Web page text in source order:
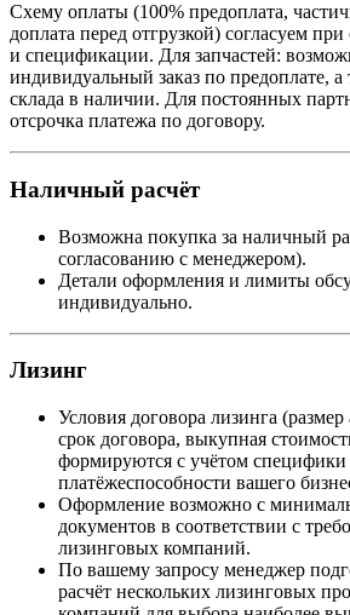
Схему оплаты (100% предоплата,
доплата перед отгрузкой) согласуем
и спецификации. Для запчастей:
индивидуальный заказ по предоплате, а
склада в наличии. Для постоянных
отсрочка платежа по договору.
Наличный расчёт
Возможна покупка за наличный
согласованию с менеджером).
Детали оформления и лимиты
индивидуально.
Лизинг
Условия договора лизинга
срок договора, выкупная
формируются с учётом специфики
платёжеспособности вашего
Оформление возможно с
документов в соответствии с
лизинговых компаний.
По вашему запросу менеджер
расчёт нескольких лизинговых